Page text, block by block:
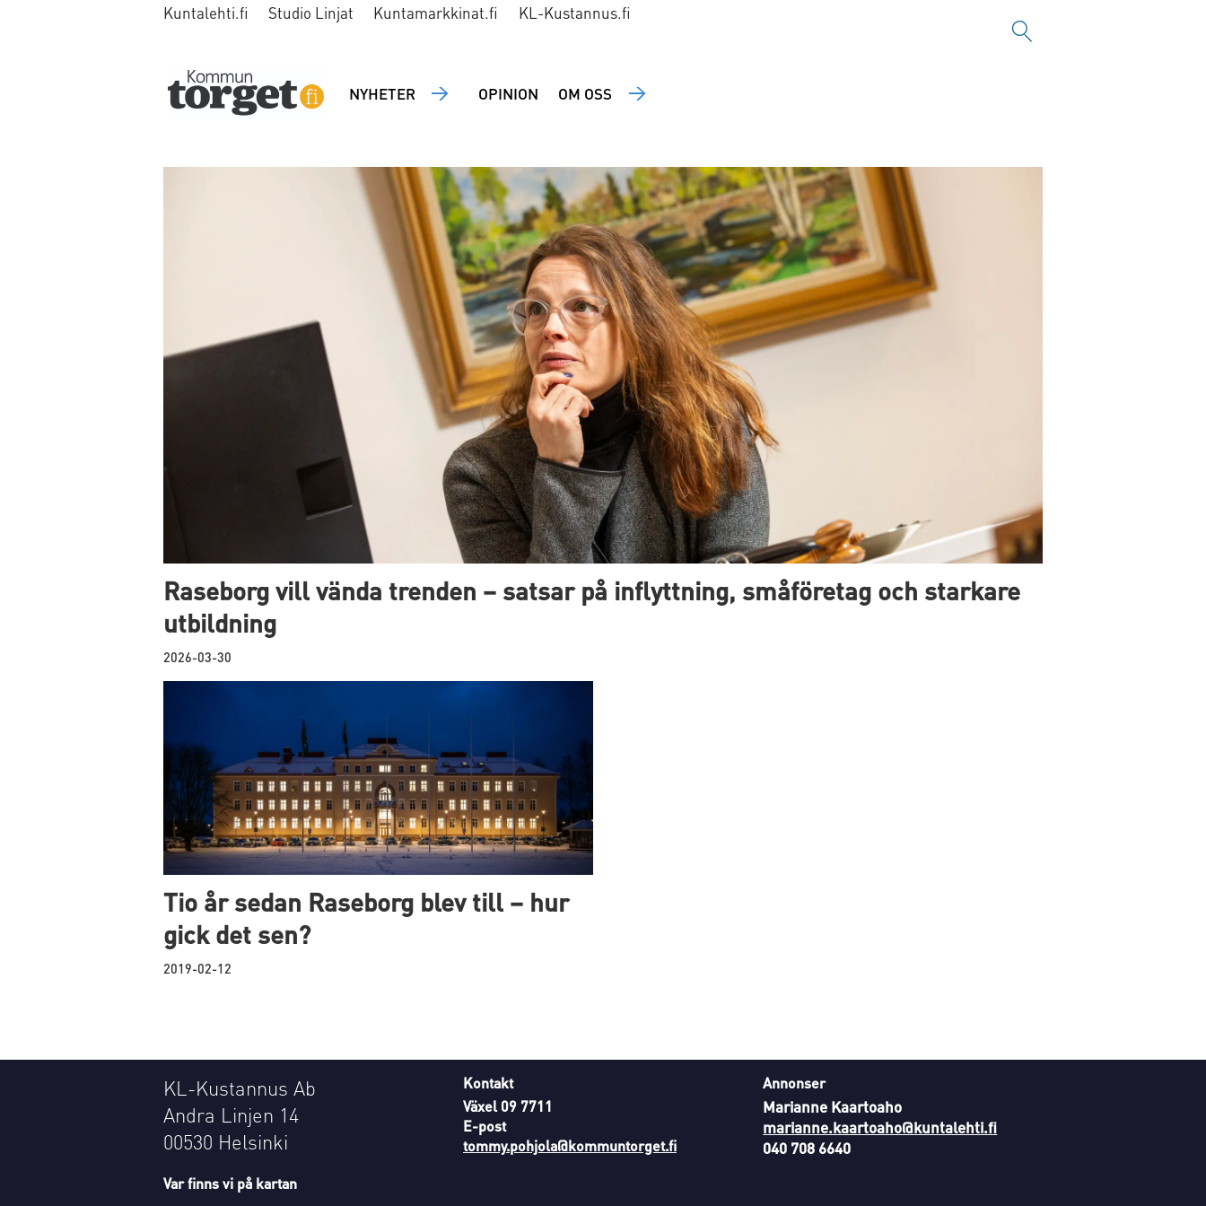
Kuntalehti.fi Studio Linjat Kuntamarkkinat.fi KL-Kustannus.fi
NYHETER OPINION OM OSS
Raseborg vill vända trenden – satsar på inflyttning, småföretag och starkare
utbildning
2026-03-30
Tio år sedan Raseborg blev till – hur
gick det sen?
2019-02-12
KL-Kustannus Ab
Andra Linjen 14
00530 Helsinki
Var finns vi på kartan
Kontakt
Växel 09 7711
E-post
tommy.pohjola@kommuntorget.fi
Annonser
Marianne Kaartoaho
marianne.kaartoaho@kuntalehti.fi
040 708 6640